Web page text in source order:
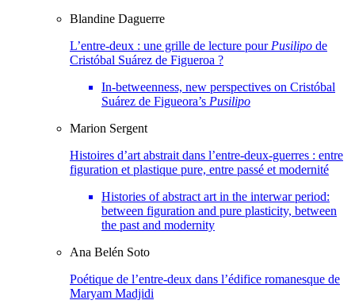
Blandine Daguerre
L’entre-deux : une grille de lecture pour Pusilipo de
Cristóbal Suárez de Figueroa ?
In-betweenness, new perspectives on Cristóbal
Suárez de Figueora’s Pusilipo
Marion Sergent
Histoires d’art abstrait dans l’entre-deux-guerres : entre
figuration et plastique pure, entre passé et modernité
Histories of abstract art in the interwar period:
between figuration and pure plasticity, between
the past and modernity
Ana Belén Soto
Poétique de l’entre-deux dans l’édifice romanesque de
Maryam Madjidi